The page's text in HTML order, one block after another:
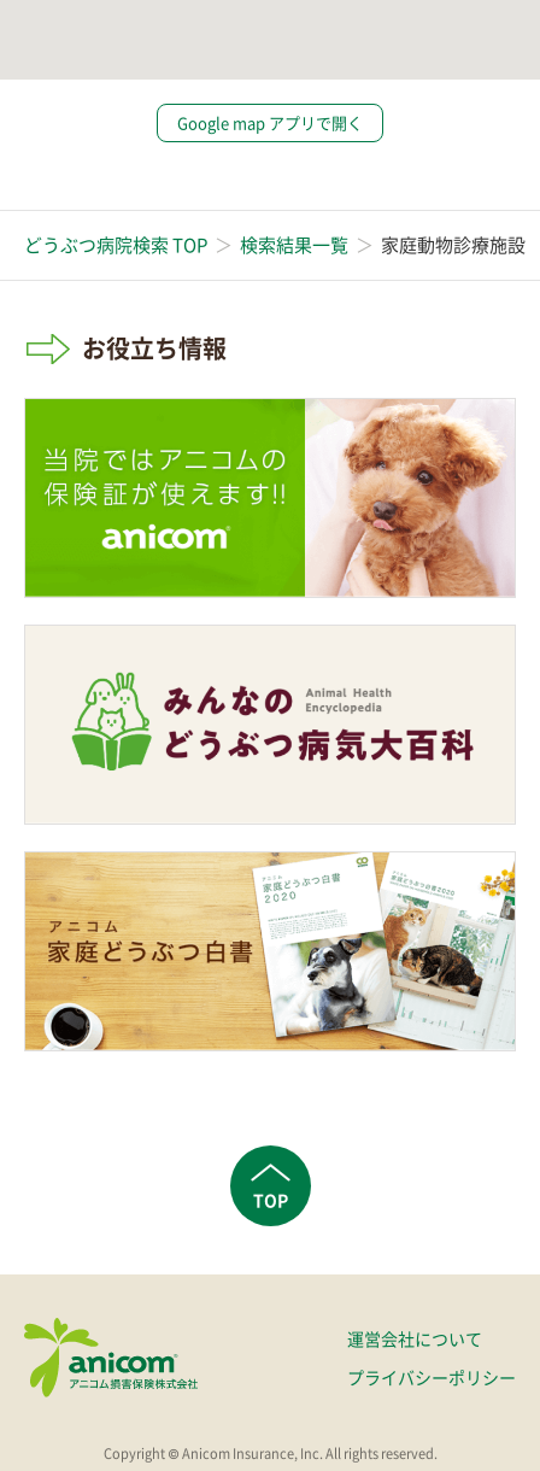
Google map アプリで開く
どうぶつ病院検索 TOP 検索結果一覧 家庭動物診療施
お役立ち情報
TOP
運営会社について
プライバシーポリシー
Copyright © Anicom Insurance, Inc. All rights reserved.